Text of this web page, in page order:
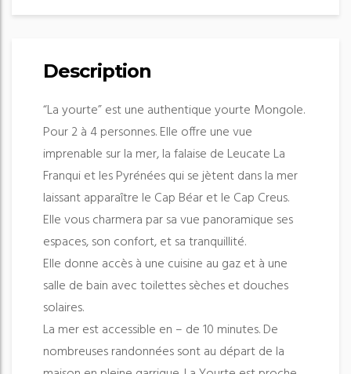
Description
“La yourte” est une authentique yourte Mongole.
Pour 2 à 4 personnes. Elle offre une vue
imprenable sur la mer, la falaise de Leucate La
Franqui et les Pyrénées qui se jètent dans la mer
laissant apparaître le Cap Béar et le Cap Creus.
Elle vous charmera par sa vue panoramique ses
espaces, son confort, et sa tranquillité.
Elle donne accès à une cuisine au gaz et à une
salle de bain avec toilettes sèches et douches
solaires.
La mer est accessible en – de 10 minutes. De
nombreuses randonnées sont au départ de la